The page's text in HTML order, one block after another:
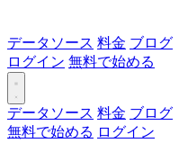
データソース 料金 ブログ
ログイン 無料で始める
データソース 料金 ブログ
無料で始める ログイン